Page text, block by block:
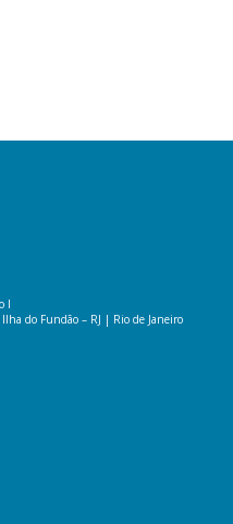
I
do Fundão – RJ | Rio de Janeiro